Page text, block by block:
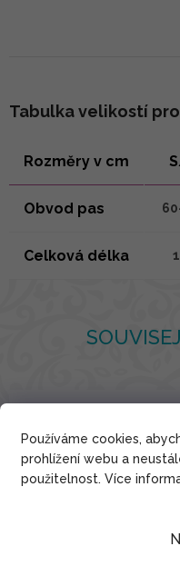
Používáme cookies,
prohlížení webu a
použitelnost. Více
Tabulka velikostí
Rozměry v cm
Obvod pas
Celková délka